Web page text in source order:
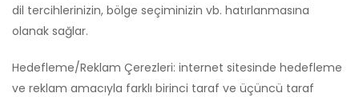
dil tercihlerinizin, bölge seçiminizin vb. hatırlanmasına
olanak sağlar.
Hedefleme/Reklam Çerezleri: internet sitesinde hedefleme
ve reklam amacıyla farklı birinci taraf ve üçüncü taraf